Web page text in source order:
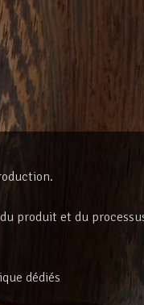
produit et du
dédiés